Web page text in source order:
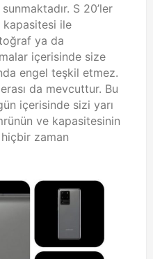
S 20’ler
kapasitesi ile
ya da
içerisinde size
engel teşkil etmez.
da mevcuttur. Bu
içerisinde sizi yarı
ve kapasitesinin
zaman